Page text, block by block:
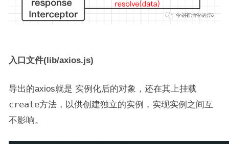
入口文件(lib/axios.js)
导出的axios就是 实例化后的对象，还在其上挂载
create方法，以供创建独立的实例，实现实例之间互
不影响。